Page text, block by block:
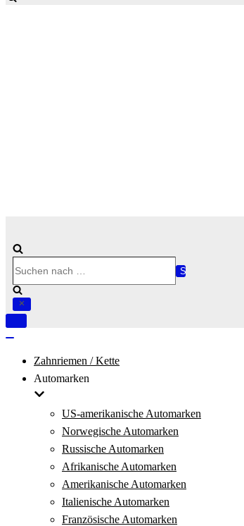
nach …
Navigation
Zahnriemen / Kette
Automarken
US-amerikanische Automarken
Norwegische Automarken
Russische Automarken
Afrikanische Automarken
Amerikanische Automarken
Italienische Automarken
Französische Automarken